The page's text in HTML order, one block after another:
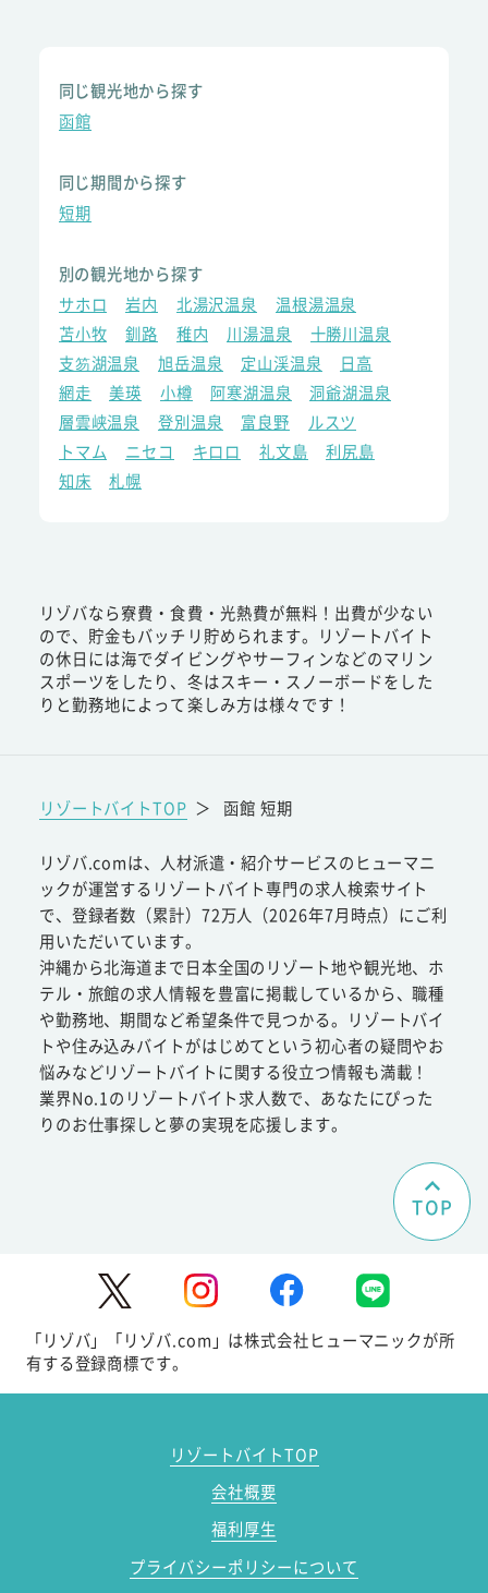
同じ観光地から探す
函館
同じ期間から探す
短期
別の観光地から探す
サホロ
岩内 北湯沢温泉
温根湯温泉
苫小牧
釧路 稚内 川湯温泉
十勝川温泉
支笏湖温泉
旭岳温泉 定山渓温泉
日高
網走
美瑛 小樽 阿寒湖温泉
洞爺湖温泉
層雲峡温泉
登別温泉 富良野
ルスツ
トマム
ニセコ キロロ 礼文島
利尻島
知床
札幌
リゾバなら寮費・食費・光熱費が無料！出費が少ない
ので、貯金もバッチリ貯められます。リゾートバイト
の休日には海でダイビングやサーフィンなどのマリン
スポーツをしたり、冬はスキー・スノーボードをした
りと勤務地によって楽しみ方は様々です！
リゾートバイトTOP ＞ 函館 短期
リゾバ.comは、人材派遣・紹介サービスのヒューマニ
ックが運営するリゾートバイト専門の求人検索サイト
で、登録者数（累計）72万人（2026年7月時点）にご利
用いただいています。
沖縄から北海道まで日本全国のリゾート地や観光地、ホ
テル・旅館の求人情報を豊富に掲載しているから、職種
や勤務地、期間など希望条件で見つかる。リゾートバイ
トや住み込みバイトがはじめてという初心者の疑問やお
悩みなどリゾートバイトに関する役立つ情報も満載！
業界No.1のリゾートバイト求人数で、あなたにぴった
りのお仕事探しと夢の実現を応援します。
TOP
「リゾバ」「リゾバ.com」は株式会社ヒューマニックが所
有する登録商標です。
リゾートバイトTOP
会社概要
福利厚生
プライバシーポリシーについて